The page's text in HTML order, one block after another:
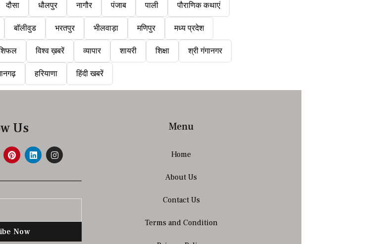
दौसा धौलपुर नागौर पंजाब पाली पौराणिक कथाएं
बॉलीवुड भरतपुर भीलवाड़ा मणिपुर मध्य प्रदेश
विश्व ख़बरें व्यापार शायरी शिक्षा श्री गंगानगर
हरियाणा हिंदी खबरें
Us
Now
Menu
Home
About Us
Contact Us
Terms and Condition